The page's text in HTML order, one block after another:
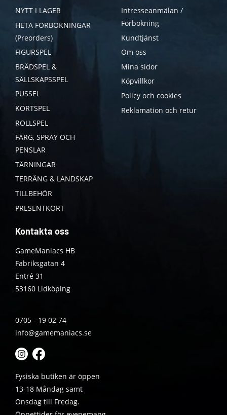
NYTT I LAGER
HETA FÖRBOKNINGAR
(Preorders)
FIGURSPEL
BRÄDSPEL &
SÄLLSKAPSSPEL
PUSSEL
KORTSPEL
ROLLSPEL
FÄRG, SPRAY OCH
PENSLAR
TÄRNINGAR
TERRÄNG & LANDSKAP
TILLBEHÖR
PRESENTKORT
Intresseanmälan /
Förbokning
Kundtjänst
Om oss
Mina sidor
Köpvillkor
Policy och cookies
Reklamation och retur
Kontakta oss
GameManiacs HB
Fabriksgatan 4
Entré 31
53160 Lidköping
0705 - 19 02 74
info@gamemaniacs.se
Fysiska butiken är öppen
13-18 Måndag samt
Onsdag till Fredag.